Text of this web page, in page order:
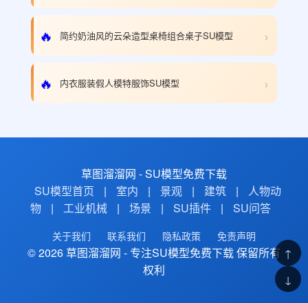
🔥 简约奶油风的云朵造型桌椅组合桌子SU模型 ›
🔥 内衣服装假人模特服饰SU模型 ›
草图溜溜网 - SU模型免费下载
SU模型首页
| 室内 | 景观 | 建筑 |
人物动
物
| 工业机械 | 场景 | SU插件 | SU问答
关于我们 联系我们 隐私政策 免责声明
© 2026 草图溜溜网 - 专注SU模型免费下载 保留所有
权利
↑
↓